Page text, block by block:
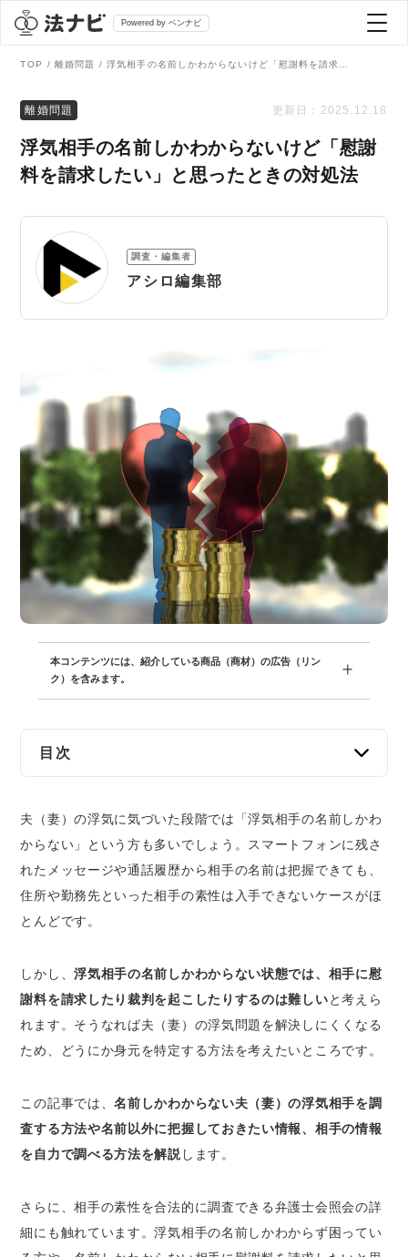
Powered by ベンナビ
全て
刑事事件
債務整理
交通事故
遺産相続
労働問題
債権回収
IT・ネット
資金調達
弁護士を探す
AI Search Premium
TOP 離婚問題
離婚問題 更新日： 2025.12.18
浮気相手の名前しかわからないけど「慰謝
料を請求したい」と思ったときの対処法
調査・編集者
アシロ編集部
本コンテンツには、紹介している商品（商材）の広告（リン
ク）を含みます。
目次
は可能か？
名前しかわからなければ何も対処できない
慰謝料請求には「連絡先」と「証拠」が必要
慰謝料請求は浮気発覚および加害者を知った
ときから3年以内
容姿・年齢
浮気相手の名前しかわからない状態で可能な自
力の調査方法
浮気相手の名前をインターネットで検索する
夫 （妻）の携帯電話を調べる
夫 （妻）を尾行する
夫（妻）の浮気に気づいた段階では「浮気相手の名前しかわ
からない」という方も多いでしょう。スマートフォンに残さ
れたメッセージや通話履歴から相手の名前は把握できても、
住所や勤務先といった相手の素性は入手できないケースがほ
とんどです。
しかし、浮気相手の名前しかわからない状態では、相手に慰
謝料を請求したり裁判を起こしたりするのは難しいと考えら
れます。そうなれば夫（妻）の浮気問題を解決しにくくなる
ため、どうにか身元を特定する方法を考えたいところです。
この記事では、名前しかわからない夫（妻）の浮気相手を調
査する方法や名前以外に把握しておきたい情報、相手の情報
を自力で調べる方法を解説します。
さらに、相手の素性を合法的に調査できる弁護士会照会の詳
細にも触れています。浮気相手の名前しかわからず困ってい